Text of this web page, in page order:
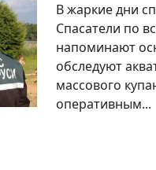
В жаркие дни
Спасатели по
напоминают
обследуют
массового
оперативным...